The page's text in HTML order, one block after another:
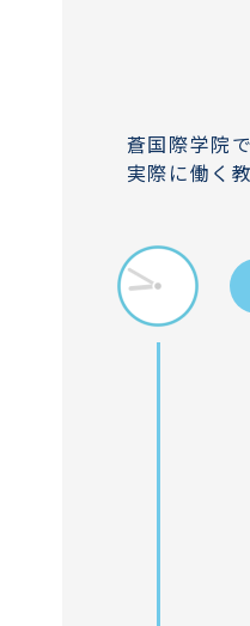
蒼国際学院
実際に働く